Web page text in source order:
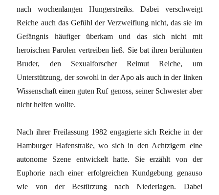
nach wochenlangen Hungerstreiks. Dabei verschweigt
Reiche auch das Gefühl der Verzweiflung nicht, das sie im
Gefängnis häufiger überkam und das sich nicht mit
heroischen Parolen vertreiben ließ. Sie bat ihren berühmten
Bruder, den Sexualforscher Reimut Reiche, um
Unterstützung, der sowohl in der Apo als auch in der linken
Wissenschaft einen guten Ruf genoss, seiner Schwester aber
nicht helfen wollte.
Nach ihrer Freilassung 1982 engagierte sich Reiche in der
Hamburger Hafenstraße, wo sich in den Achtzigern eine
autonome Szene entwickelt hatte. Sie erzählt von der
Euphorie nach einer erfolgreichen Kundgebung genauso
wie von der Bestürzung nach Niederlagen. Dabei